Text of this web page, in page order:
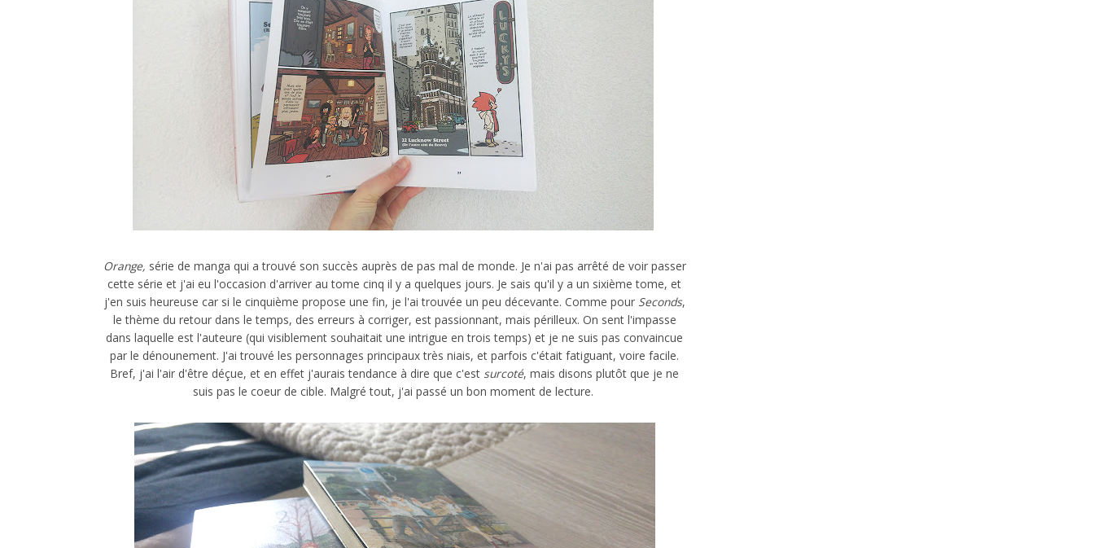
Orange, série de manga qui a trouvé son succès auprès de pas mal de monde. Je n'ai pas arrêté de voir passer
cette série et j'ai eu l'occasion d'arriver au tome cinq il y a quelques jours. Je sais qu'il y a un sixième tome, et
j'en suis heureuse car si le cinquième propose une fin, je l'ai trouvée un peu décevante. Comme pour Seconds,
le thème du retour dans le temps, des erreurs à corriger, est passionnant, mais périlleux. On sent l'impasse
dans laquelle est l'auteure (qui visiblement souhaitait une intrigue en trois temps) et je ne suis pas convaincue
par le dénounement. J'ai trouvé les personnages principaux très niais, et parfois c'était fatiguant, voire facile.
Bref, j'ai l'air d'être déçue, et en effet j'aurais tendance à dire que c'est surcoté, mais disons plutôt que je ne
suis pas le coeur de cible. Malgré tout, j'ai passé un bon moment de lecture.